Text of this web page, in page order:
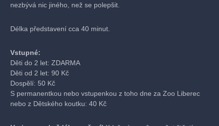
nezbývá nic jiného, než se polepšit.
Délka představení cca 40 minut.
Vstupné:
Děti do 2 let: ZDARMA
Děti od 2 let: 90 Kč
Dospělí: 50 Kč
S permanentkou nebo vstupenkou z toho dne za Zoo Liberec
nebo z Dětského koutku: 40 Kč